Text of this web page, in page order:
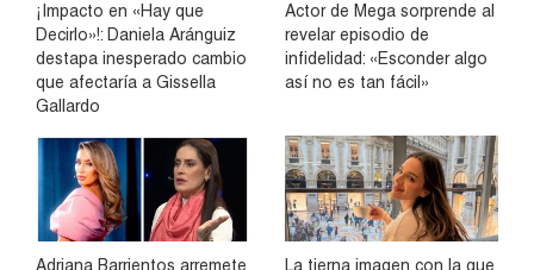
¡Impacto en «Hay que
Decirlo»!: Daniela Aránguiz
destapa inesperado cambio
que afectaría a Gissella
Gallardo
Actor de Mega sorprende al
revelar episodio de
infidelidad: «Esconder algo
así no es tan fácil»
Adriana Barrientos arremete
La tierna imagen con la que